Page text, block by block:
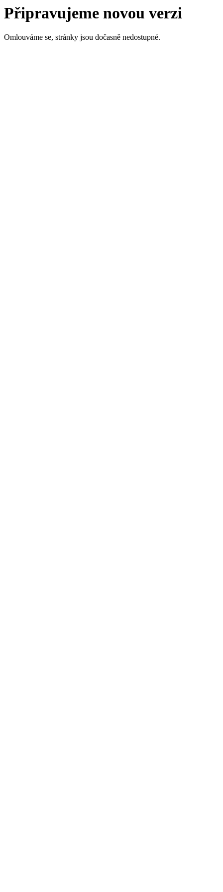
Připravujeme novou verzi
Omlouváme se, stránky jsou dočasně nedostupné.